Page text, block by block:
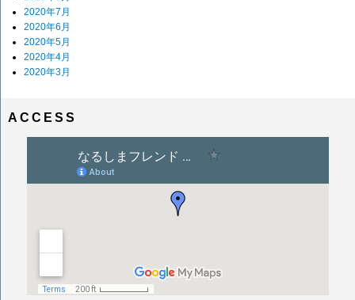
2020年7月
2020年6月
2020年5月
2020年4月
2020年3月
ACCESS